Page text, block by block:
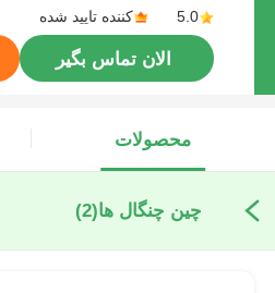
5.0
کننده تایید شده
الان تماس بگیر
محصولات
چین چنگال ها(2)